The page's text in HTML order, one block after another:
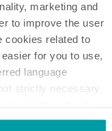
marketing and
to improve the user
cookies related to
for you to use,
language
strictly necessary,